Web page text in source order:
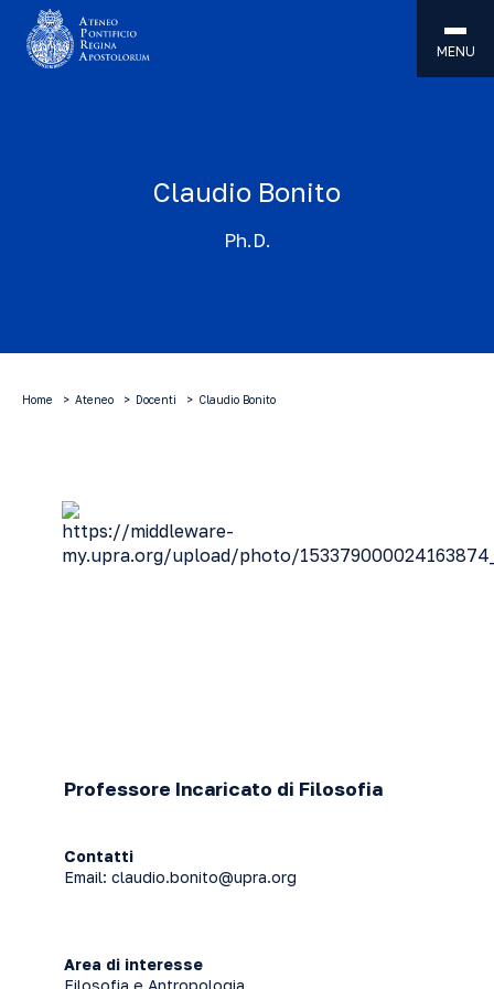
MENU
Claudio Bonito
Ph.D.
Home Ateneo Docenti Claudio Bonito
Professore Incaricato di Filosofia
Contatti
Email: claudio.bonito@upra.org
Area di interesse
Filosofia e Antropologia